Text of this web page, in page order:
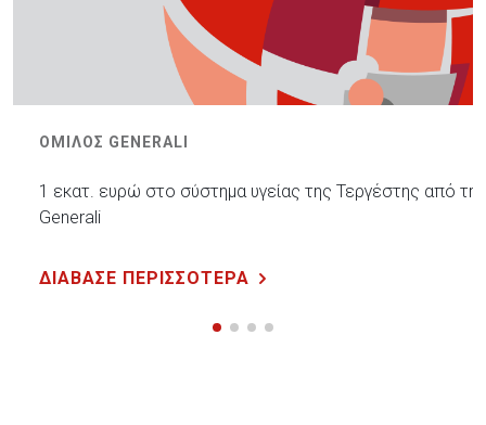
ΟΜΙΛΟΣ GENERALI
1 εκατ. ευρώ στο σύστημα υγείας της Τεργέστης από την
Generali
ΔΙΑΒΑΣΕ ΠΕΡΙΣΣΟΤΕΡΑ